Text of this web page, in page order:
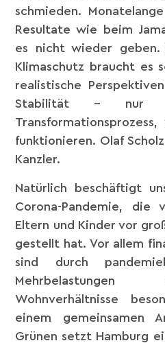
schmieden.
Resultate wie beim
es nicht wieder geben.
Klimaschutz braucht es
realistische
Stabilität – nur
funktionieren. Olaf
Kanzler.
Natürlich beschäftigt
Corona-Pandemie, die
Eltern und Kinder vor
gestellt hat. Vor allem
sind durch
Wohnverhältnisse
einem gemeinsamen
Grünen setzt Hamburg